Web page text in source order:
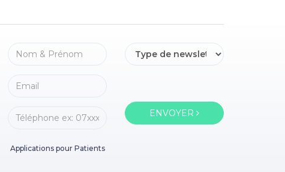
ENVOYER
Applications pour Patients